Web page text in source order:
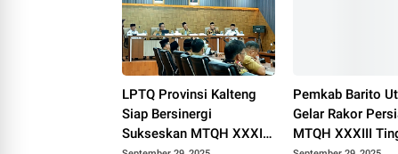
LPTQ Provinsi Kalteng
Siap Bersinergi
Sukseskan MTQH XXXIII
Pemkab Barito
Gelar Rakor
MTQH XXXIII